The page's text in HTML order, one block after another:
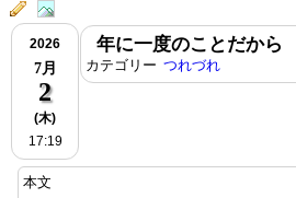
2026
7月
2
(木)
17:19
年に一度のことだから
カテゴリー つれづれ
本文